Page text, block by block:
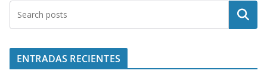
Buscar
ENTRADAS RECIENTES